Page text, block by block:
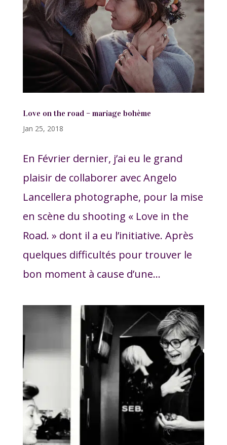
Love on the road – mariage bohème
Jan 25, 2018
En Février dernier, j’ai eu le grand
plaisir de collaborer avec Angelo
Lancellera photographe, pour la mise
en scène du shooting « Love in the
Road. » dont il a eu l’initiative. Après
quelques difficultés pour trouver le
bon moment à cause d’une...